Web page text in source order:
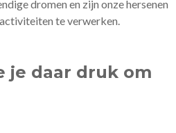
dromen en zijn onze hersenen
te verwerken.
je daar druk om